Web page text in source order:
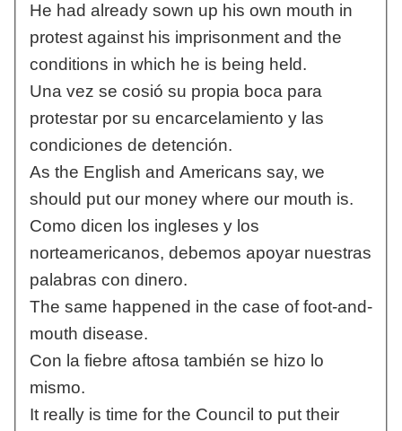
He had already sown up his own mouth in
protest against his imprisonment and the
conditions in which he is being held.
Una vez se cosió su propia boca para
protestar por su encarcelamiento y las
condiciones de detención.
As the English and Americans say, we
should put our money where our mouth is.
Como dicen los ingleses y los
norteamericanos, debemos apoyar nuestras
palabras con dinero.
The same happened in the case of foot-and-
mouth disease.
Con la fiebre aftosa también se hizo lo
mismo.
It really is time for the Council to put their